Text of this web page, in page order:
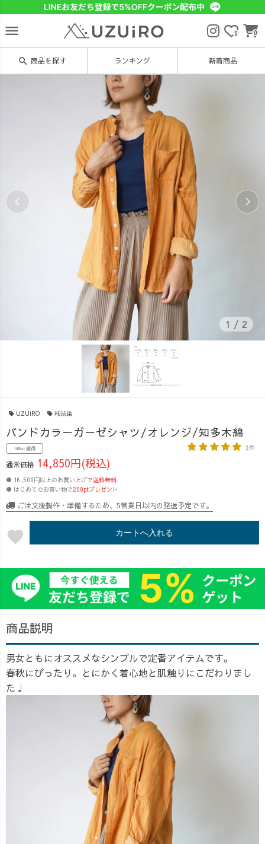
menu 0 0
search 商品を探す ランキング 新着商品
1 / 2
UZUiRO 柿渋染
バンドカラーガーゼシャツ/オレンジ/知多木綿
148pt 獲得 1件
通常価格 14,850円(税込)
● 16,500円以上のお買い上げで送料無料
● はじめてのお買い物で200ptプレゼント
ご注文後製作・準備するため、5営業日以内の発送予定です。
favorite カートへ入れる
商品説明
男女ともにオススメなシンプルで定番アイテムです。
春秋にぴったり。とにかく着心地と肌触りにこだわりまし
た♩